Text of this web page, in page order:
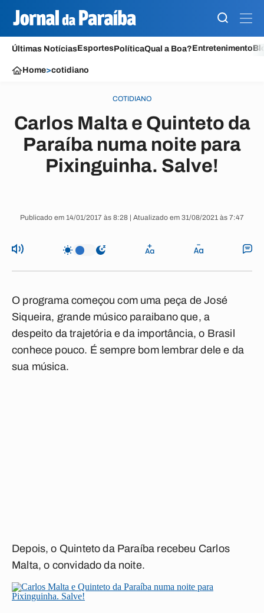
Últimas NotíciasEsportesPolíticaQual a Boa?Entretenimento
Home>cotidiano
COTIDIANO
Carlos Malta e Quinteto da
Paraíba numa noite para
Pixinguinha. Salve!
Publicado em 14/01/2017 às 8:28 | Atualizado em 31/08/2021 às 7:47
O programa começou com uma peça de José
Siqueira, grande músico paraibano que, a
despeito da trajetória e da importância, o Brasil
conhece pouco. É sempre bom lembrar dele e da
sua música.
Depois, o Quinteto da Paraíba recebeu Carlos
Malta, o convidado da noite.